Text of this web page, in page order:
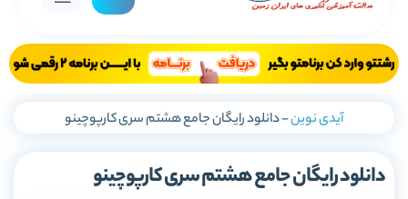
آیدی نوین-دانلود رایگان جامع هشتم سری کارپوچینو
دانلود رایگان جامع هشتم سری کارپوچینو